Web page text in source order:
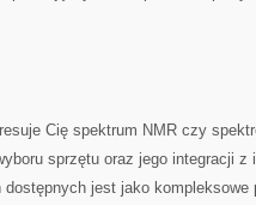
Cię spektrum NMR czy
sprzętu oraz jego integracji
jest jako kompleksowe